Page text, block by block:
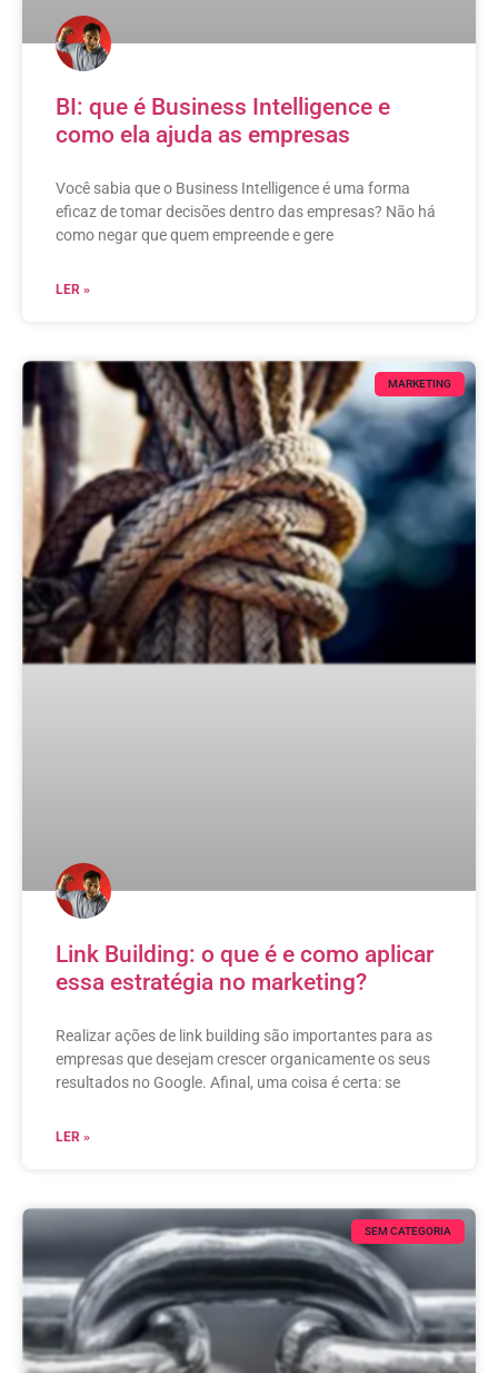
BI: que é Business Intelligence e
como ela ajuda as empresas
Você sabia que o Business Intelligence é uma forma
eficaz de tomar decisões dentro das empresas? Não há
como negar que quem empreende e gere
LER »
MARKETING
Link Building: o que é e como aplicar
essa estratégia no marketing?
Realizar ações de link building são importantes para as
empresas que desejam crescer organicamente os seus
resultados no Google. Afinal, uma coisa é certa: se
LER »
SEM CATEGORIA